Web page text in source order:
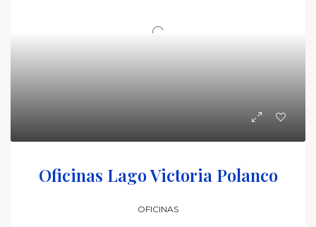
Oficinas Lago Victoria Polanco
OFICINAS